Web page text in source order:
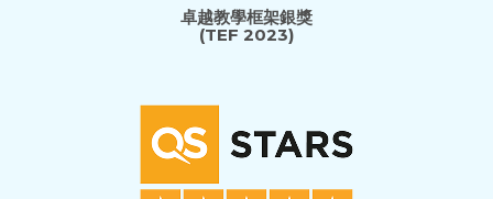
卓越教學框架銀獎
(TEF 2023)